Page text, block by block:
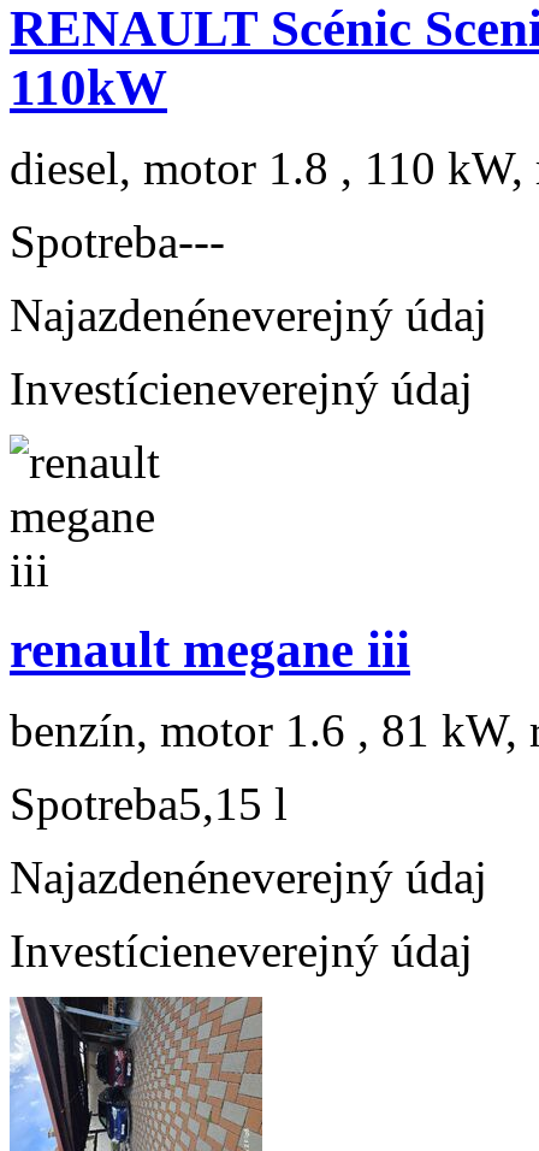
RENAULT Scénic
110kW
diesel, motor 1.8 , 110 kW,
Spotreba---
Najazdenéneverejný údaj
Investícieneverejný údaj
renault megane iii
benzín, motor 1.6 , 81 kW,
Spotreba5,15 l
Najazdenéneverejný údaj
Investícieneverejný údaj